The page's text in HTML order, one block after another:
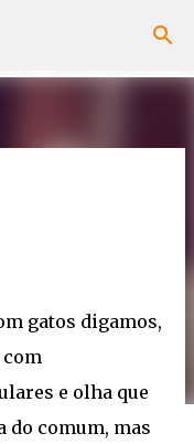
gatos digamos,
com
e olha que
do comum, mas